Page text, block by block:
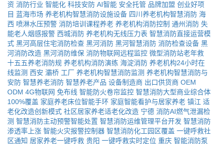
资 消防行业 智能化 科技安防 AI智能 安全托管 品牌加盟 创业好项
目 蓝海市场 养老机构智慧消防设施设备 四川养老机构智慧消防 海
西 喷淋水压预警 消防培训课程养老 养老机构消防控制 通州消防 失
能老人烟感报警 西城消防 养老机构无线压力表 智慧消防直接运营模
式 黑河高层住宅消防检查 黑河消防 黑河智慧消防 消防检查设备 黑
河消防改造 黑河消防维保 消防物联网远程监控 微型消防站老年救
十五五养老消防规 养老机构消防演练 海淀消防 养老机构24小时在
线监测 西安 灞桥 工厂 养老机构智慧消防监测 养老机构智慧消防与
安防 智慧养老消防 智慧养老产品 设备制造商 出口供货商 OEM
ODM 4G物联网 免布线 智能防火卷帘监控 智慧消防大型商业综合体
100%覆盖 家庭养老床位智能手环 家庭智能看护与居家养老 镇江 适
老化改造创新模式 社区居家养老适老化改造 宁德 消防AI燃气泄漏检
测 智慧消防主动预警智能处置 智慧消防运维管理平台开发 智慧消防
渗透率上涨 智能火灾报警控制器 智慧消防化工园区覆盖 一键呼救社
区通知 居家养老一键呼救 贵阳 一键呼救实时定位 重庆 智能消防泵